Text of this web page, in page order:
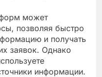
может
позволяя быстро
и получать
заявок. Однако
информации.